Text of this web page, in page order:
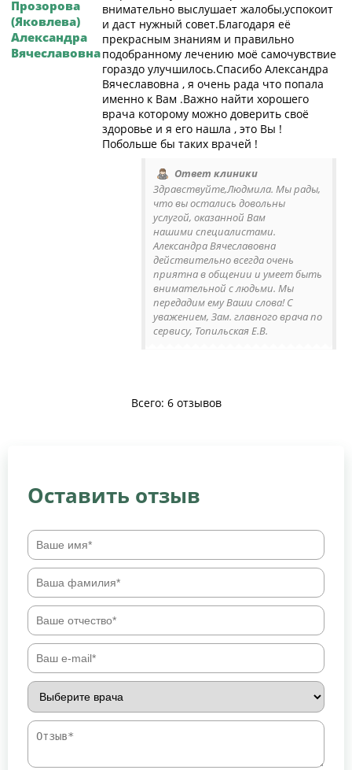
Прозорова
(Яковлева)
Александра
Вячеславовна
внимательно выслушает жалобы,успокоит
и даст нужный совет.Благодаря её
прекрасным знаниям и правильно
подобранному лечению моё самочувствие
гораздо улучшилось.Спасибо Александра
Вячеславовна , я очень рада что попала
именно к Вам .Важно найти хорошего
врача которому можно доверить своё
здоровье и я его нашла , это Вы !
Побольше бы таких врачей !
Ответ клиники
Здравствуйте,Людмила. Мы рады,
что вы остались довольны
услугой, оказанной Вам
нашими специалистами.
Александра Вячеславовна
действительно всегда очень
приятна в общении и умеет быть
внимательной с людьми. Мы
передадим ему Ваши слова! С
уважением, Зам. главного врача по
сервису, Топильская Е.В.
Всего: 6 отзывов
Оставить отзыв